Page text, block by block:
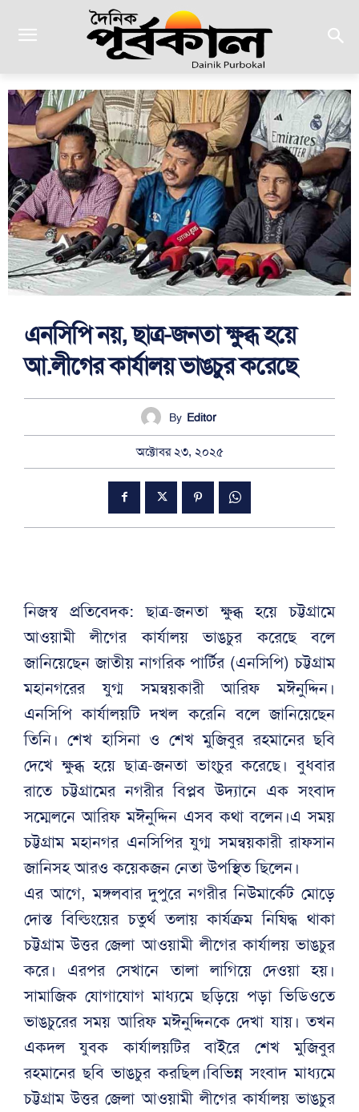
এনসিপি নয়, ছাত্র-জনতা ক্ষুব্ধ হয়ে
আ.লীগের কার্যালয় ভাঙচুর করেছে
By Editor
অক্টোবর ২৩, ২০২৫
নিজস্ব প্রতিবেদক: ছাত্র-জনতা ক্ষুব্ধ হয়ে চট্টগ্রামে
আওয়ামী লীগের কার্যালয় ভাঙচুর করেছে বলে
জানিয়েছেন জাতীয় নাগরিক পার্টির (এনসিপি) চট্টগ্রাম
মহানগরের যুগ্ম সমন্বয়কারী আরিফ মঈনুদ্দিন।
এনসিপি কার্যালয়টি দখল করেনি বলে জানিয়েছেন
তিনি। শেখ হাসিনা ও শেখ মুজিবুর রহমানের ছবি
দেখে ক্ষুব্ধ হয়ে ছাত্র-জনতা ভাংচুর করেছে। বুধবার
রাতে চট্টগ্রামের নগরীর বিপ্লব উদ্যানে এক সংবাদ
সম্মেলনে আরিফ মঈনুদ্দিন এসব কথা বলেন।এ সময়
চট্টগ্রাম মহানগর এনসিপির যুগ্ম সমন্বয়কারী রাফসান
জানিসহ আরও কয়েকজন নেতা উপস্থিত ছিলেন।
এর আগে, মঙ্গলবার দুপুরে নগরীর নিউমার্কেট মোড়ে
দোস্ত বিল্ডিংয়ের চতুর্থ তলায় কার্যক্রম নিষিদ্ধ থাকা
চট্টগ্রাম উত্তর জেলা আওয়ামী লীগের কার্যালয় ভাঙচুর
করে। এরপর সেখানে তালা লাগিয়ে দেওয়া হয়।
সামাজিক যোগাযোগ মাধ্যমে ছড়িয়ে পড়া ভিডিওতে
ভাঙচুরের সময় আরিফ মঈনুদ্দিনকে দেখা যায়। তখন
একদল যুবক কার্যালয়টির বাইরে শেখ মুজিবুর
রহমানের ছবি ভাঙচুর করছিল।বিভিন্ন সংবাদ মাধ্যমে
চট্টগ্রাম উত্তর জেলা আওয়ামী লীগের কার্যালয় ভাঙচুর